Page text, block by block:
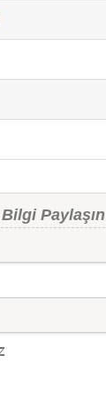
Paylaşın